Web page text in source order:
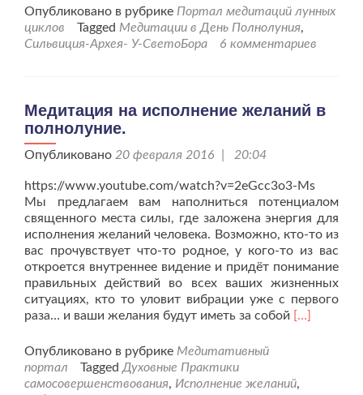
проМедитация
в
день
Опубликовано в рубрике Портал медитаций лунных
циклов
Tagged Медитации в День Полнолуния,
Сильвиция-Архея- У-СветоБора
6 комментариев
Медитация на исполнение желаний в
полнолуние.
Опубликовано 20 февраля 2016 | 20:04
https://www.youtube.com/watch?v=2eGcc3o3-Ms
Мы предлагаем вам наполниться потенциалом
священного места силы, где заложена энергия для
исполнения желаний человека. Возможно, кто-то из
вас прочувствует что-то родное, у кого-то из вас
откроется внутреннее видение и придёт понимание
правильных действий во всех ваших жизненных
ситуациях, кто то уловит вибрации уже с первого
раза… и ваши желания будут иметь за собой Читать
исполнение
[…]
Опубликовано в рубрике Медитативный
портал
Tagged Духовные Практики
самосовершенствования, Исполнение желаний,